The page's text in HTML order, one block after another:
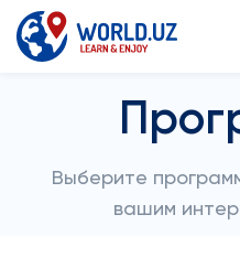
Выберите
вашим